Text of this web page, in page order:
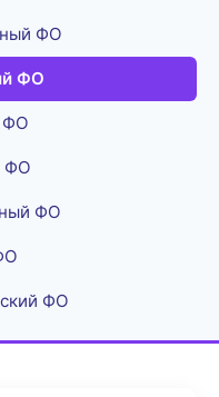
ФО
ФО
ФО
ФО
ФО
ФО